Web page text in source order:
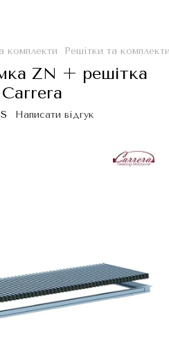
комплекти Решітки та
ZN + решiтка
Написати відгук